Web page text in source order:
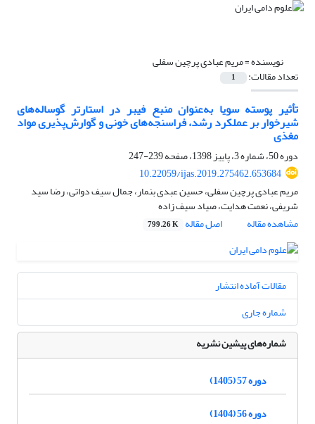
نویسنده =مریم عبادی پرچین سفلی
تعداد مقالات: 1
تأثیر پوسته سویا به‌عنوان منبع فیبر در استارتر گوساله‌های
شیرخوار بر عملکرد رشد، فراسنجه‌های خونی و گوارش‌پذیری مواد
مغذی
دوره 50، شماره 3، پاییز 1398، صفحه
239-247
10.22059/ijas.2019.275462.653684
مریم عبادی پرچین سفلی، حسین عبدی بنمار، جمال سیف دواتی، رضا سید
شریفی، نعمت هدایت، صیاد سیف زاده
مشاهده مقاله
اصل مقاله 799.26 K
مقالات آماده انتشار
شماره جاری
شماره‌های پیشین نشریه
دوره 57 (1405)
دوره 56 (1404)